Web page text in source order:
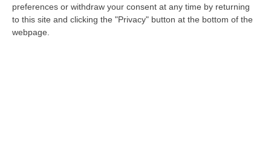
preferences or withdraw your consent at any time by returning
to this site and clicking the "Privacy" button at the bottom of the
webpage.
Iniziativa nell’ambito del protocollo con Pari
opportunità e Ordine dei giornalisti: nessun